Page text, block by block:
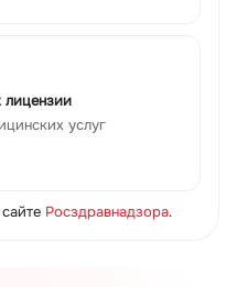
услуг
Росздравнадзора.